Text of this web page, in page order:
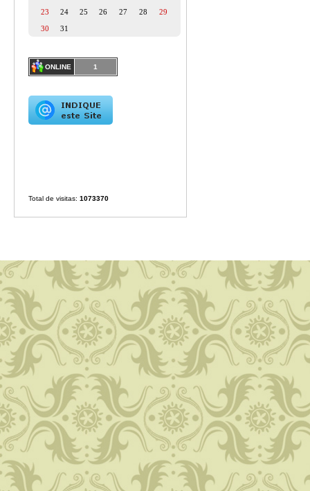
23
24 25 26 27 28
29
30
31
ONLINE 1
Total de visitas: 1073370